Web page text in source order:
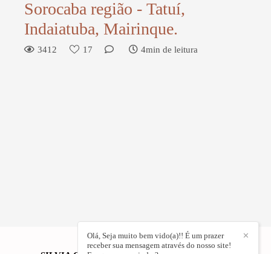
Sorocaba região - Tatuí,
Indaiatuba, Mairinque.
3412 17 4min de leitura
✕
Olá, Seja muito bem vido(a)!! É um prazer
receber sua mensagem através do nosso site!